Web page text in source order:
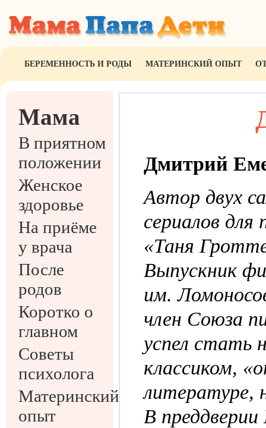
БЕРЕМЕННОСТЬ И РОДЫ МАТЕРИНСКИЙ ОПЫТ
Мама
В приятном
положении
Женское
здоровье
На приёме
у врача
После
родов
Коротко о
главном
Советы
психолога
Материнский
опыт
Дмитрий
Автор двух
сериалов
«Таня
Выпускник
им.
член Союза
успел стать
классиком,
литературе,
В